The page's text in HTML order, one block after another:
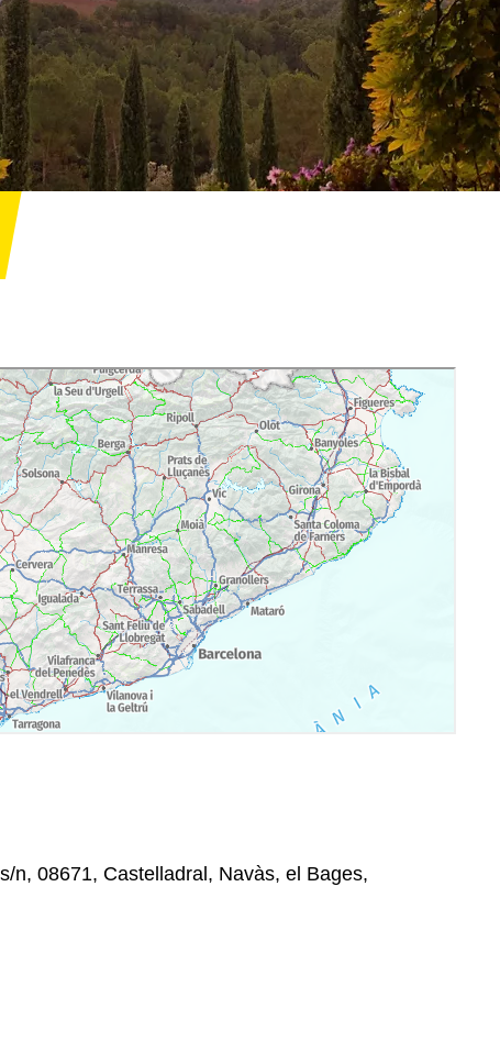
n, 08671, Castelladral, Navàs, el Bages,